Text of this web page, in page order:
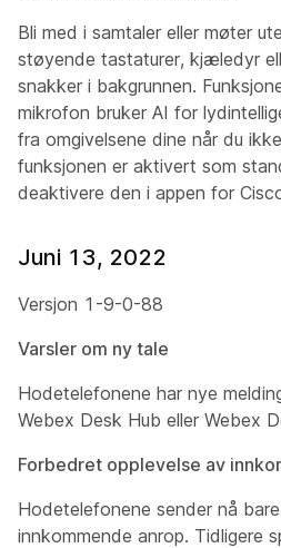
Bli med i samtaler eller møter
støyende tastaturer, kjæledyr
snakker i bakgrunnen.
mikrofon bruker AI for
fra omgivelsene dine når du
funksjonen er aktivert som
deaktivere den i appen for
Juni 13, 2022
Versjon 1-9-0-88
Varsler om ny tale
Hodetelefonene har nye
Webex Desk Hub eller Webex
Forbedret opplevelse av
Hodetelefonene sender nå
innkommende anrop. Tidligere